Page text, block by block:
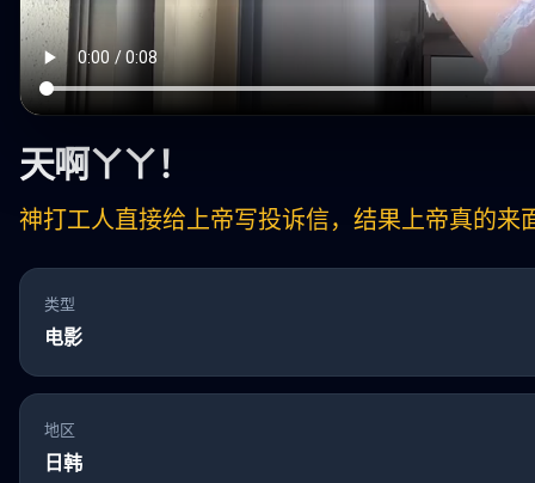
天啊ㄚㄚ！
神打工人直接给上帝写投诉信，结果上帝真的来
类型
电影
地区
日韩